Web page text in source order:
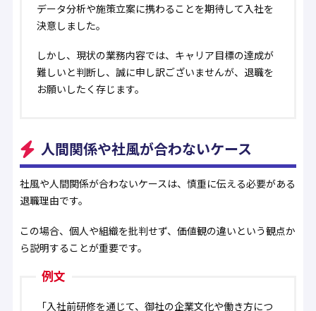
データ分析や施策立案に携わることを期待して入社を
決意しました。
しかし、現状の業務内容では、キャリア目標の達成が
難しいと判断し、誠に申し訳ございませんが、退職を
お願いしたく存じます。
人間関係や社風が合わないケース
社風や人間関係が合わないケースは、慎重に伝える必要がある
退職理由です。
この場合、個人や組織を批判せず、価値観の違いという観点か
ら説明することが重要です。
例文
「入社前研修を通じて、御社の企業文化や働き方につ